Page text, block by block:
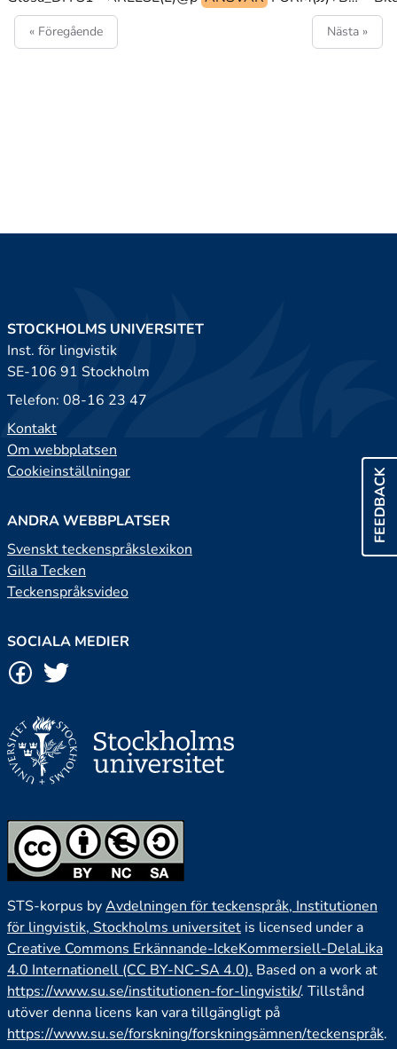
« Föregående Nästa »
FEEDBACK
STOCKHOLMS UNIVERSITET
Inst. för lingvistik
SE-106 91 Stockholm
Telefon: 08-16 23 47
Kontakt
Om webbplatsen
Cookieinställningar
ANDRA WEBBPLATSER
Svenskt teckenspråkslexikon
Gilla Tecken
Teckenspråksvideo
SOCIALA MEDIER
STS-korpus byAvdelningen för teckenspråk, Institutionen
för lingvistik, Stockholms universitet is licensed under a
Creative Commons Erkännande-IckeKommersiell-DelaLika
4.0 Internationell (CC BY-NC-SA 4.0). Based on a work at
https://www.su.se/institutionen-for-lingvistik/. Tillstånd
utöver denna licens kan vara tillgängligt på
https://www.su.se/forskning/forskningsämnen/teckenspråk.